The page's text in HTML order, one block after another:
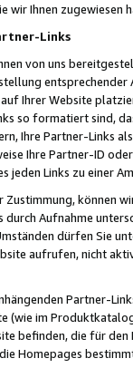
wir Ihnen zugewiesen
Links
von uns
Ihrer Website
so formatiert sind,
Ihre Partner-Links
Ihre Partner-ID
jeden Links zu einer
können
durch Aufnahme
dürfen Sie
aufrufen, nicht
Partner-
(wie im
befinden, die für
Homepages